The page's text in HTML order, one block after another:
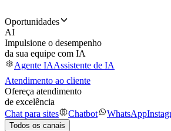
Oportunidades
AI
Impulsione o desempenho
da sua equipe com IA
Agente IAAssistente de IA
Atendimento ao cliente
Ofereça atendimento
de excelência
Chat para sites
Chatbot WhatsApp
Todos os canais